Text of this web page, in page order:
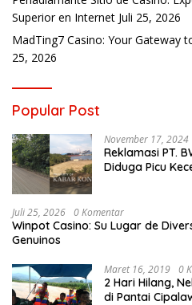
Superior en Internet Juli 25, 2026
MadTing7 Casino: Your Gateway
25, 2026
Popular Post
November 17, 2024
Reklamasi PT.
Diduga Picu
Juli 25, 2026 0 Komentar
Winpot Casino: Su Lugar de
Genuinos
Maret 16, 2019 0
2 Hari Hilang,
di Pantai